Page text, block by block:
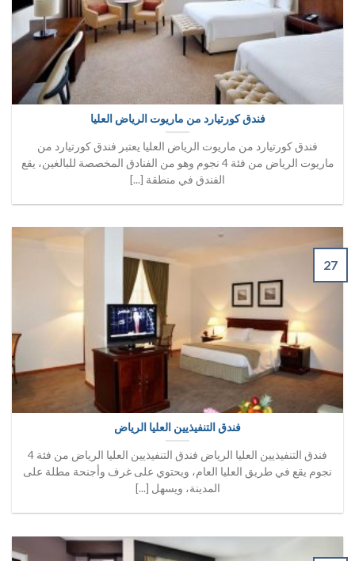
فندق كورتيارد من ماريوت الرياض العليا
فندق كورتيارد من ماريوت الرياض العليا يعتبر فندق كورتيارد من
ماريوت الرياض من فئة 4 نجوم وهو من الفنادق المخصصة للبالغين، يقع
الفندق في منطقة [...]
فندق التنفيذيين العليا الرياض
فندق التنفيذيين العليا الرياض فندق التنفيذيين العليا الرياض من فئة 4
نجوم يقع في طريق العليا العام، ويحتوي على غرف وأجنحة مطلة على
المدينة، ويسهل [...]
27